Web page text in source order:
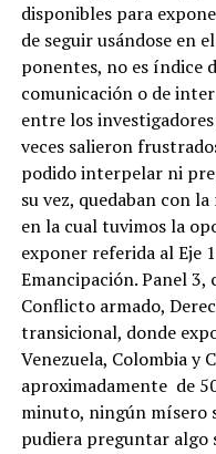
disponibles para
de seguir usándose en
ponentes, no es índice
comunicación o de
entre los
veces salieron
podido interpelar ni
su vez, quedaban con
en la cual tuvimos la
exponer referida al Eje
Emancipación. Panel 3,
Conflicto armado,
transicional, donde
Venezuela, Colombia y
aproximadamente de
minuto, ningún mísero
pudiera preguntar algo